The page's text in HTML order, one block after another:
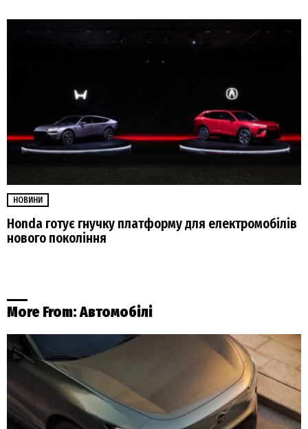
НОВИНИ
Honda готує гнучку платформу для електромобілів
нового покоління
More From:Автомобілі